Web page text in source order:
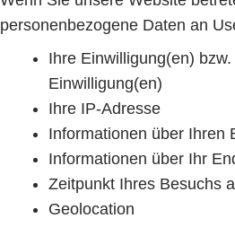
personenbezogene Daten an
Ihre Einwilligung(en)
Einwilligung(en)
Ihre IP-Adresse
Informationen über Ihren
Informationen über Ihr
Zeitpunkt Ihres Besuchs
Geolocation